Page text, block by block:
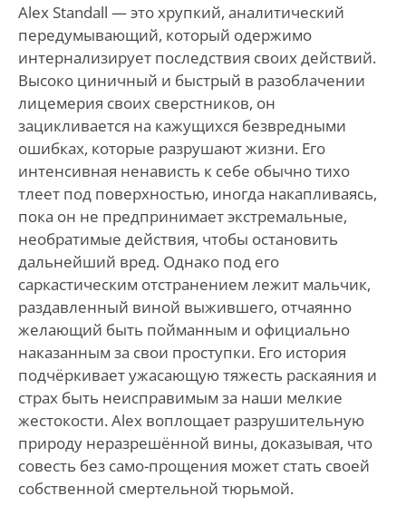
Alex Standall — это хрупкий, аналитический
передумывающий, который одержимо
интернализирует последствия своих действий.
Высоко циничный и быстрый в разоблачении
лицемерия своих сверстников, он
зацикливается на кажущихся безвредными
ошибках, которые разрушают жизни. Его
интенсивная ненависть к себе обычно тихо
тлеет под поверхностью, иногда накапливаясь,
пока он не предпринимает экстремальные,
необратимые действия, чтобы остановить
дальнейший вред. Однако под его
саркастическим отстранением лежит мальчик,
раздавленный виной выжившего, отчаянно
желающий быть пойманным и официально
наказанным за свои проступки. Его история
подчёркивает ужасающую тяжесть раскаяния и
страх быть неисправимым за наши мелкие
жестокости. Alex воплощает разрушительную
природу неразрешённой вины, доказывая, что
совесть без само-прощения может стать своей
собственной смертельной тюрьмой.